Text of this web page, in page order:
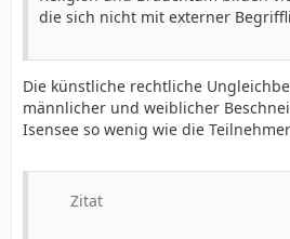
die sich nicht mit externer
Die künstliche rechtliche
männlicher und weiblicher
Isensee so wenig wie die
Zitat